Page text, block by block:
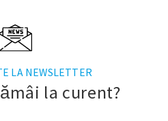
LA NEWSLETTER
la curent?